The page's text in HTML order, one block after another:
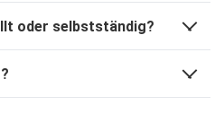
oder selbstständig?